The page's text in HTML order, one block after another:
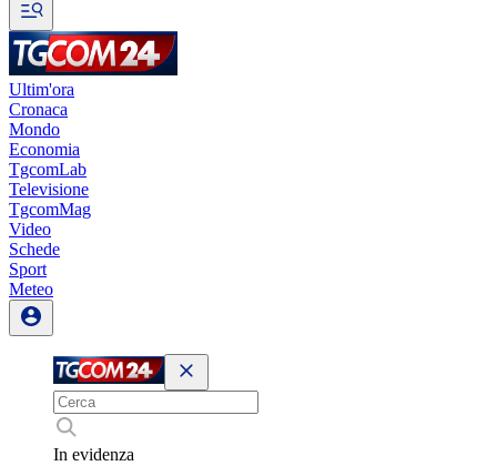
Ultim'ora
Cronaca
Mondo
Economia
TgcomLab
Televisione
TgcomMag
Video
Schede
Sport
Meteo
In evidenza